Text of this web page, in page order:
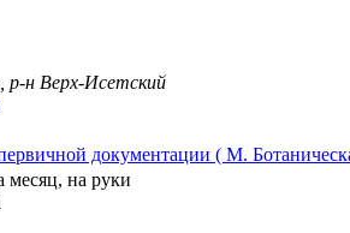
р-н Верх-Исетский
документации ( М.
месяц, на руки